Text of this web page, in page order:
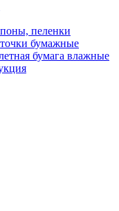
пеленки
бумажные
бумага влажные